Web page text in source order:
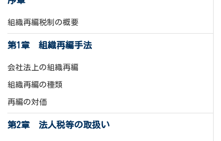
組織再編税制の概要
第1章 組織再編手法
会社法上の組織再編
組織再編の種類
再編の対価
第2章 法人税等の取扱い